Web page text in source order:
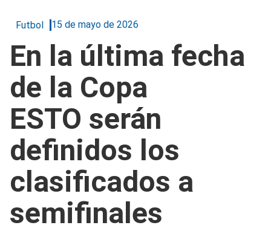
Futbol 15 de mayo de 2026
En la última fecha
de la Copa
ESTO serán
definidos los
clasificados a
semifinales